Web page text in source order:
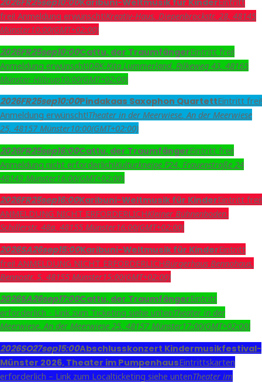
frei! Anmeldung erwünscht!Kreativ-Haus, Diepenbrockstr. 28, 48145
Münster10:00(GMT+02:00)
2026FR25sep10:00Cattu, der TraumfängerEintritt frei!
Anmeldung erwünscht!DRK-Kita Lummerland, Rilkeweg 43, 48165
Münster-Hiltrup10:00(GMT+02:00)
2026FR25sep10:00Pindakaas Saxophon QuartettEintritt frei!
Anmeldung erwünscht!Theater in der Meerwiese, An der Meerwiese
25, 48157 Münster10:00(GMT+02:00)
2026FR25sep16:00Cattu, der TraumfängerEintritt frei!
Anmeldung nicht erforderlich!Kulturkneipe F24, Frauenstraße 24
48143 Münster16:00(GMT+02:00)
2026FR25sep16:00Karibuni-Weltmusik für KinderEintritt frei!
ANMELDUNG NICHT ERFORDERLICHKleiner Bühnenboden,
Schillerstr. 48a, 48155 Münster16:00(GMT+02:00)
2026SA26sep15:00Karibuni-Weltmusik für KinderEintritt
frei! ANMELDUNG NICHT ERFORDERLICHBürgerhaus Bennohaus,
Bennostr. 5, 48155 Münster15:00(GMT+02:00)
2026SA26sep17:00Cattu, der TraumfängerEintritt
erforderlich - Link zum Ticketing siehe untenTheater in der
Meerwiese, An der Meerwiese 25, 48157 Münster17:00(GMT+02:00)
2026SO27sep15:00Abschlusskonzert Kindermusikfestival-
Münster 2026, Theater im PumpenhausEintrittskarten
erforderlich – Link zum Localticketing siehe untenTheater im